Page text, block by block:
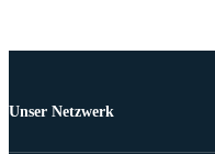
Unser Netzwerk